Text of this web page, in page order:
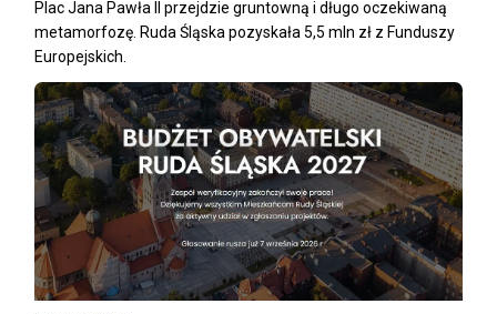
Plac Jana Pawła II przejdzie gruntowną i długo oczekiwaną
metamorfozę. Ruda Śląska pozyskała 5,5 mln zł z Funduszy
Europejskich.